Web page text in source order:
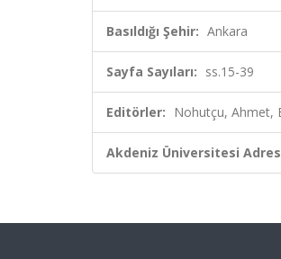
Basıldığı Şehir: Ankara
Sayfa Sayıları: ss.15-39
Editörler: Nohutçu, Ahmet,
Akdeniz Üniversitesi